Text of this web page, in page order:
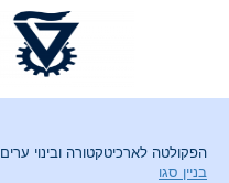
הפקולטה לארכיטקטורה ובינוי ערים
בניין סגו